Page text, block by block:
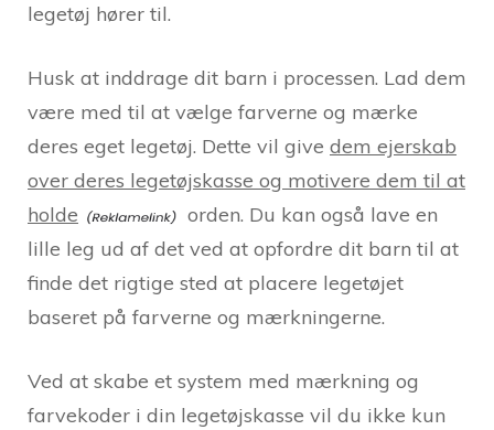
legetøj hører til.
Husk at inddrage dit barn i processen. Lad dem
være med til at vælge farverne og mærke
deres eget legetøj. Dette vil give dem ejerskab
over deres legetøjskasse og motivere dem til at
holde
orden. Du kan også lave en
lille leg ud af det ved at opfordre dit barn til at
finde det rigtige sted at placere legetøjet
baseret på farverne og mærkningerne.
Ved at skabe et system med mærkning og
farvekoder i din legetøjskasse vil du ikke kun